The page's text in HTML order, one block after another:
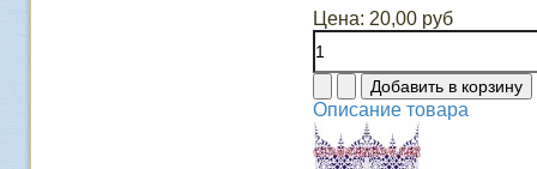
Цена: 20,00 руб
Описание товара